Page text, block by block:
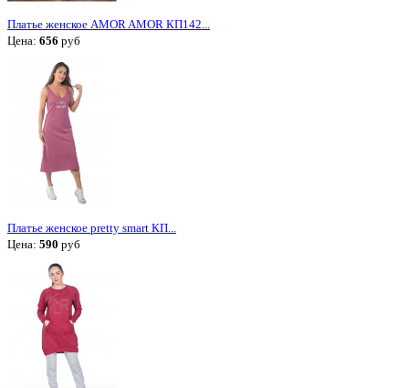
Платье женское AMOR AMOR КП142...
Цена: 656 руб
Платье женское pretty smart КП...
Цена: 590 руб